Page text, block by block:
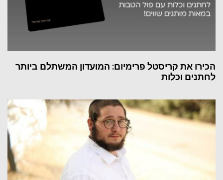
הכירו את קריסטל פרימיום: המועדון המשתלם ביותר
לחתנים וכלות